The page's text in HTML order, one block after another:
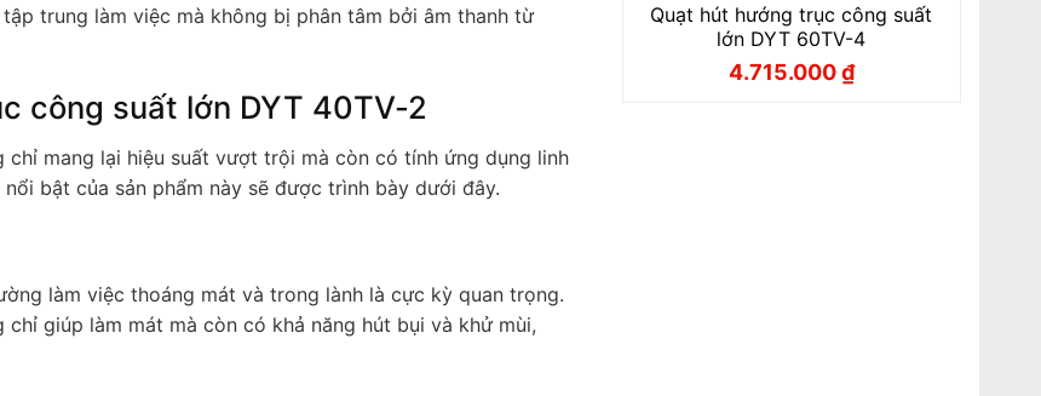
trung làm việc mà không bị phân tâm bởi âm thanh từ
công suất lớn DYT 40TV-2
mang lại hiệu suất vượt trội mà còn có tính ứng dụng linh
bật của sản phẩm này sẽ được trình bày dưới đây.
làm việc thoáng mát và trong lành là cực kỳ quan trọng.
giúp làm mát mà còn có khả năng hút bụi và khử mùi,
Quạt hút hướng trục công suất
lớn DYT 60TV-4
Giá
4.715.000₫
Giá